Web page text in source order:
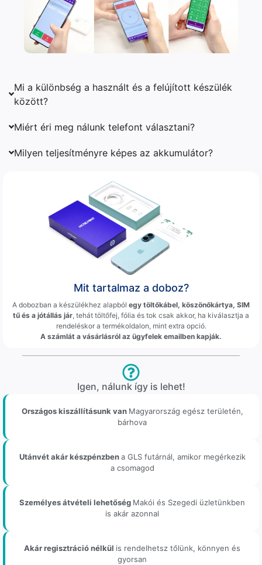
Mi a különbség a használt és a felújított készülék
között?
Miért éri meg nálunk telefont választani?
Milyen teljesítményre képes az akkumulátor?
Mit tartalmaz a doboz?
A dobozban a készülékhez alapból egy töltőkábel, köszönőkártya, SIM
tű és a jótállás jár, tehát töltőfej, fólia és tok csak akkor, ha kiválasztja a
rendeléskor a termékoldalon, mint extra opció.
A számlát a vásárlásról az ügyfelek emailben kapják.
Igen, nálunk így is lehet!
Országos kiszállításunk van Magyarország egész területén,
bárhova
Utánvét akár készpénzbena GLS futárnál, amikor megérkezik
a csomagod
Személyes átvételi lehetőség Makói és Szegedi üzletünkben
is akár azonnal
Akár regisztráció nélkül is rendelhetsz tőlünk, könnyen és
gyorsan